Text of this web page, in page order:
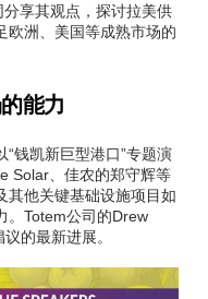
享其观点，探讨拉美供
欧洲、美国等成熟市场的
能力
钱凯新巨型港口”专题演
Solar、佳农的郑守辉等
其他关键基础设施项目如
。Totem公司的Drew
的最新进展。